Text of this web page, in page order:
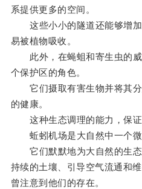
系提供更多的空间。
这些小小的隧道还能够增加
易被植物吸收。
此外，在蝇蛆和寄生虫的威
个保护区的角色。
它们摄取有害生物并将其分
的健康。
这种生态调理的能力，保证
蚯蚓机场是大自然中一个微
它们默默地为大自然的生态
持续的土壤、引导空气流通和
曾注意到他们的存在。